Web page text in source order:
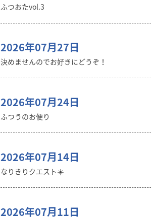
ふつおたvol.3
2026年07月27日
決めませんのでお好きにどうぞ！
2026年07月24日
ふつうのお便り
2026年07月14日
なりきりクエスト☀️
2026年07月11日